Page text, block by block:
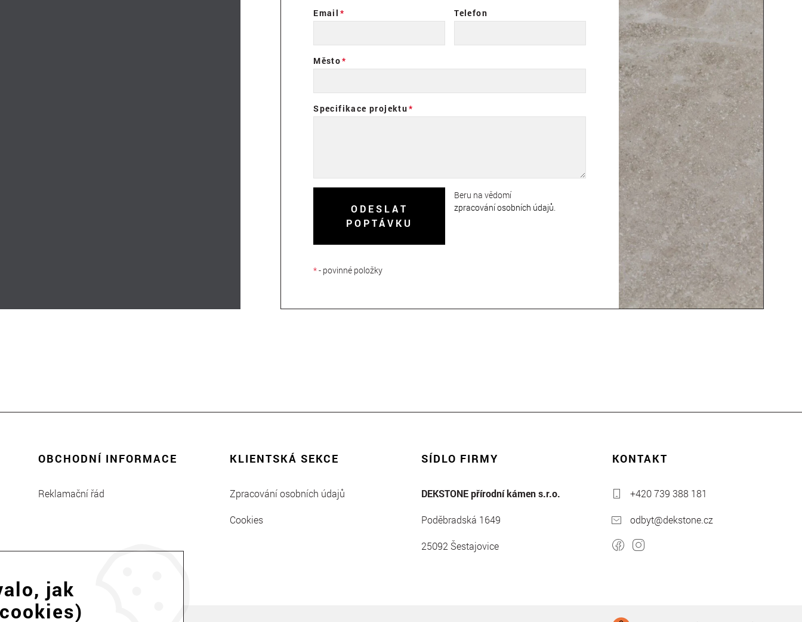
Email Telefon
Město
Specifikace projektu
ODESLAT
POPTÁVKU
Beru na vědomí
zpracování osobních údajů.
*- povinné položky
OBCHODNÍ INFORMACE
Reklamační řád
KLIENTSKÁ SEKCE
Zpracování osobních údajů
Cookies
SÍDLO FIRMY
DEKSTONE přírodní kámen s.r.o.
Poděbradská 1649
25092 Šestajovice
KONTAKT
+420 739 388 181
odbyt@dekstone.cz
jak